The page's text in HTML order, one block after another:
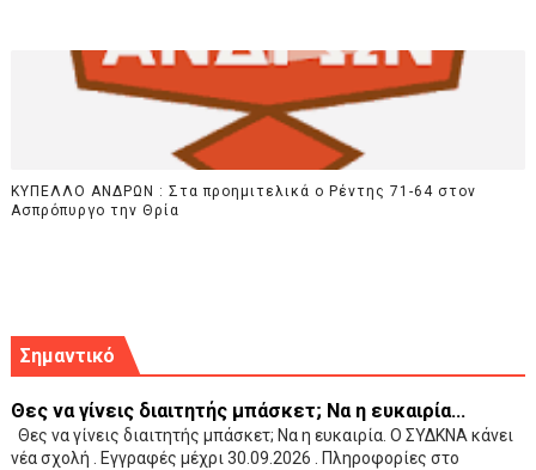
ΚΥΠΕΛΛΟ ΑΝΔΡΩΝ : Στα προημιτελικά ο Ρέντης 71-64 στον
Ασπρόπυργο την Θρία
Σημαντικό
Θες να γίνεις διαιτητής μπάσκετ; Να η ευκαιρία...
Θες να γίνεις διαιτητής μπάσκετ; Να η ευκαιρία. Ο ΣΥΔΚΝΑ κάνει
νέα σχολή . Εγγραφές μέχρι 30.09.2026 . Πληροφορίες στο